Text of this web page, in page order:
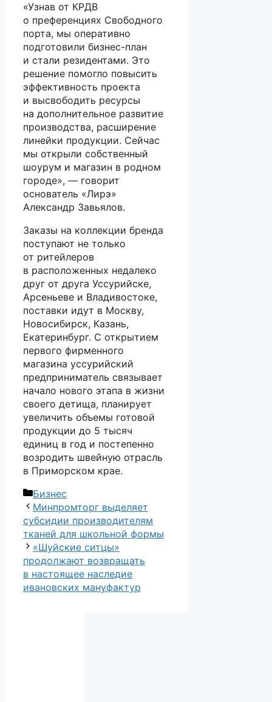
«Узнав от КРДВ
о преференциях Свободного
порта, мы оперативно
подготовили бизнес-план
и стали резидентами. Это
решение помогло повысить
эффективность проекта
и высвободить ресурсы
на дополнительное развитие
производства, расширение
линейки продукции. Сейчас
мы открыли собственный
шоурум и магазин в родном
городе», — говорит
основатель «Лирэ»
Александр Завьялов.
Заказы на коллекции бренда
поступают не только
от ритейлеров
в расположенных недалеко
друг от друга Уссурийске,
Арсеньеве и Владивостоке,
поставки идут в Москву,
Новосибирск, Казань,
Екатеринбург. С открытием
первого фирменного
магазина уссурийский
предприниматель связывает
начало нового этапа в жизни
своего детища, планирует
увеличить объемы готовой
продукции до 5 тысяч
единиц в год и постепенно
возродить швейную отрасль
в Приморском крае.
Рубрики
Бизнес
Минпромторг выделяет
субсидии производителям
тканей для школьной формы
«Шуйские ситцы»
продолжают возвращать
в настоящее наследие
ивановских мануфактур